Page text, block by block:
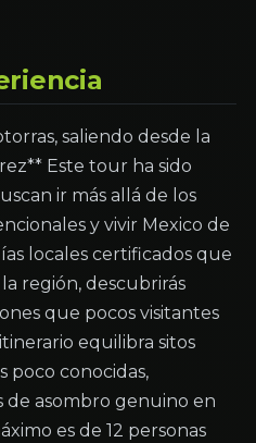
saliendo desde la
Este tour ha sido
ir más allá de los
y vivir Mexico de
locales certificados que
región, descubrirás
que pocos visitantes
equilibra sitos
poco conocidas,
asombro genuino en
es de 12 personas